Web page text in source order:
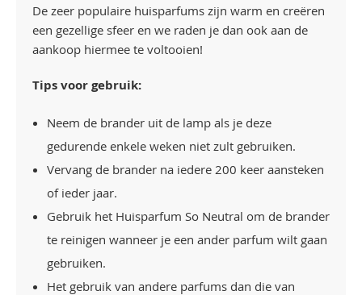
De zeer populaire huisparfums zijn warm en creëren
een gezellige sfeer en we raden je dan ook aan de
aankoop hiermee te voltooien!
Tips voor gebruik:
Neem de brander uit de lamp als je deze
gedurende enkele weken niet zult gebruiken.
Vervang de brander na iedere 200 keer aansteken
of ieder jaar.
Gebruik het Huisparfum So Neutral om de brander
te reinigen wanneer je een ander parfum wilt gaan
gebruiken.
Het gebruik van andere parfums dan die van